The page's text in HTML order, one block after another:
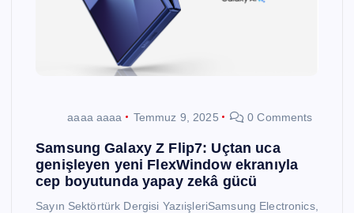
aaaa aaaa Temmuz 9, 2025 0 Comments
Samsung Galaxy Z Flip7: Uçtan uca
genişleyen yeni FlexWindow ekranıyla
cep boyutunda yapay zekâ gücü
Sayın Sektörtürk Dergisi YazıişleriSamsung Electronics,